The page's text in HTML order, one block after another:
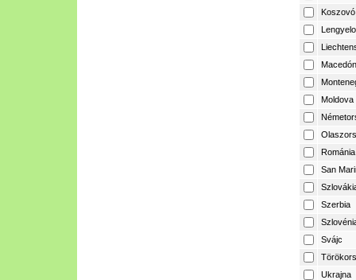
Koszovó
Moldova
Románia
San
Szerbia
Svájc
Ukrajna